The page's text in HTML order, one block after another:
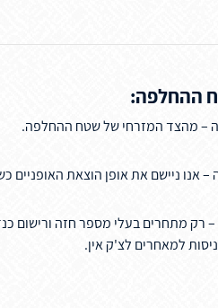
ההחלפה:
– מהצד המזרחי של שטח ההחלפה.
– אנו ניישם את אופן הוצאת
– רק מתחרים בעלי מספר חזה ורישום
למאחרים לצ'ק אין.